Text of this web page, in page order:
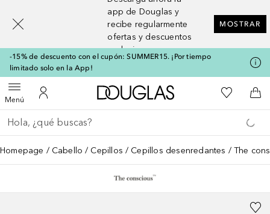
app de Douglas y
recibe regularmente
ofertas y descuentos
exclusivos
MOSTRAR
-15% de descuento con el cupón: SUMMER15. ¡Por tiempo
limitado solo en la App!
MenúAbrir menúMi cuenta
A Douglas HomeMi lista de
A
Regresar
Ejecutar búsqueda
Homepage Cabello Cepillos Cepillos desenredantes The
[navigation.slideout.screenreader]